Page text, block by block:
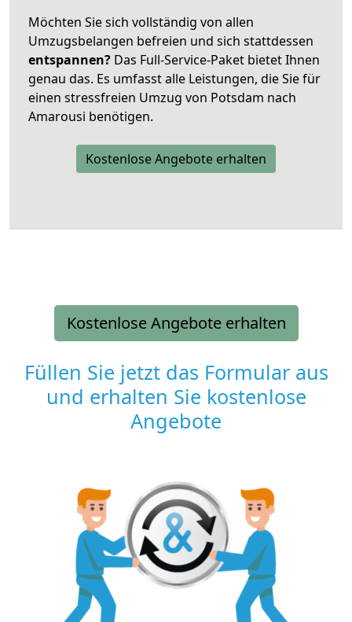
Möchten Sie sich vollständig von allen
Umzugsbelangen befreien und sich stattdessen
entspannen? Das Full-Service-Paket bietet Ihnen
genau das. Es umfasst alle Leistungen, die Sie für
einen stressfreien Umzug von Potsdam nach
Amarousi benötigen.
Kostenlose Angebote erhalten
Kostenlose Angebote erhalten
Füllen Sie jetzt das Formular aus
und erhalten Sie kostenlose
Angebote